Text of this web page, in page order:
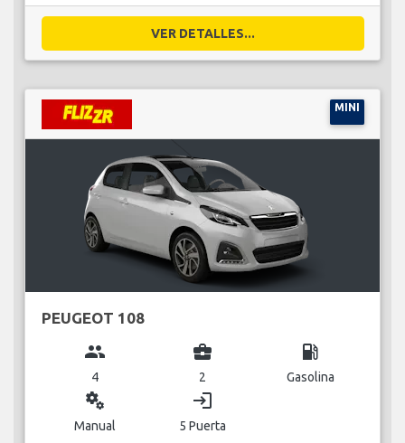
VER DETALLES...
MINI
PEUGEOT 108
group
4
business_center
2
local_gas_station
Gasolina
miscellaneous_services
Manual
login
5 Puerta